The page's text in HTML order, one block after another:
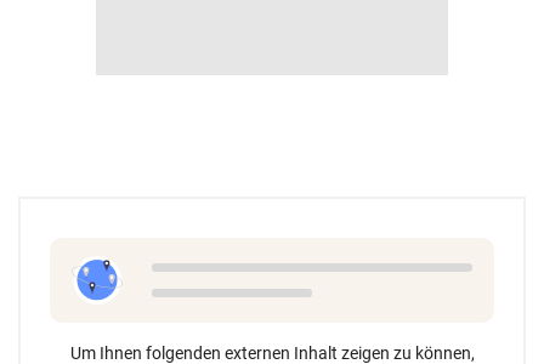
Um Ihnen folgenden externen Inhalt zeigen zu können,